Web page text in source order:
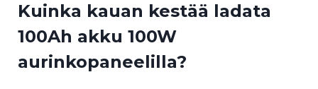
Kuinka kauan kestää ladata
100Ah akku 100W
aurinkopaneelilla?